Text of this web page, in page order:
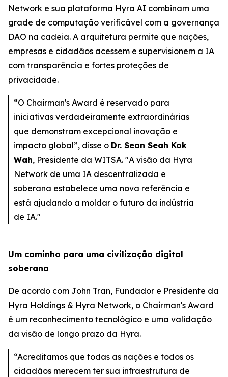
Network e sua plataforma Hyra AI combinam uma
grade de computação verificável com a governança
DAO na cadeia. A arquitetura permite que nações,
empresas e cidadãos acessem e supervisionem a IA
com transparência e fortes proteções de
privacidade.
“O Chairman's Award é reservado para
iniciativas verdadeiramente extraordinárias
que demonstram excepcional inovação e
impacto global”, disse o Dr. Sean Seah Kok
Wah, Presidente da WITSA. "A visão da Hyra
Network de uma IA descentralizada e
soberana estabelece uma nova referência e
está ajudando a moldar o futuro da indústria
de IA."
Um caminho para uma civilização digital
soberana
De acordo com John Tran, Fundador e Presidente da
Hyra Holdings & Hyra Network, o Chairman's Award
é um reconhecimento tecnológico e uma validação
da visão de longo prazo da Hyra.
“Acreditamos que todas as nações e todos os
cidadãos merecem ter sua infraestrutura de